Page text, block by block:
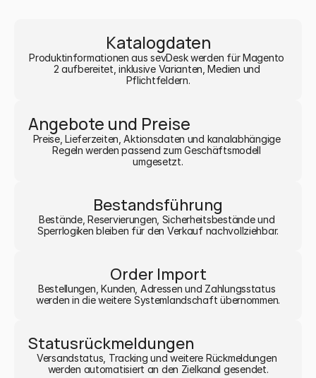
Katalogdaten
Produktinformationen aus sevDesk werden für Magento
2 aufbereitet, inklusive Varianten, Medien und
Pflichtfeldern.
Angebote und Preise
Preise, Lieferzeiten, Aktionsdaten und kanalabhängige
Regeln werden passend zum Geschäftsmodell
umgesetzt.
Bestandsführung
Bestände, Reservierungen, Sicherheitsbestände und
Sperrlogiken bleiben für den Verkauf nachvollziehbar.
Order Import
Bestellungen, Kunden, Adressen und Zahlungsstatus
werden in die weitere Systemlandschaft übernommen.
Statusrückmeldungen
Versandstatus, Tracking und weitere Rückmeldungen
werden automatisiert an den Zielkanal gesendet.